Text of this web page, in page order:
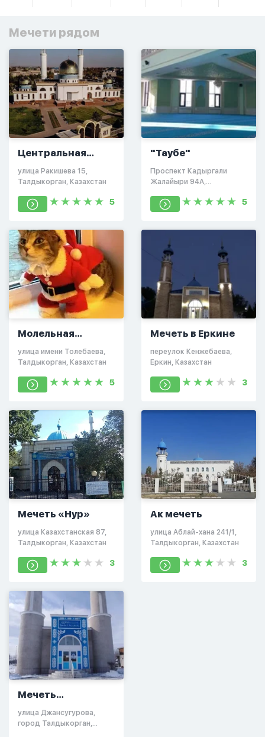
Мечети рядом
Центральная
мечеть «Иман»
улица Ракишева 15,
Талдыкорган, Казахстан
5
"Таубе"
Проспект Кадыргали
Жалайыри 94А,
5
Молельная
комната на
Толебаева
улица имени Толебаева,
Талдыкорган, Казахстан
5
Мечеть в Еркине
переулок Кенжебаева,
Еркин, Казахстан
3
Мечеть «Нур»
улица Казахстанская 87,
Талдыкорган, Казахстан
3
Ак мечеть
улица Аблай-хана 241/1,
Талдыкорган, Казахстан
3
Мечеть
Талдыкорган
улица Джансугурова,
город Талдыкорган,